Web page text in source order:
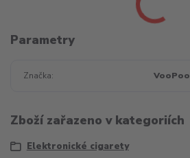
Parametry
Značka VooPoo
Zboží zařazeno v kategoriích
Elektronické cigarety